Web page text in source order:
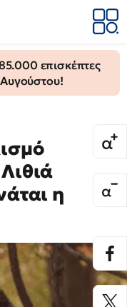
επισκέπτες
Αυγούστου!
η